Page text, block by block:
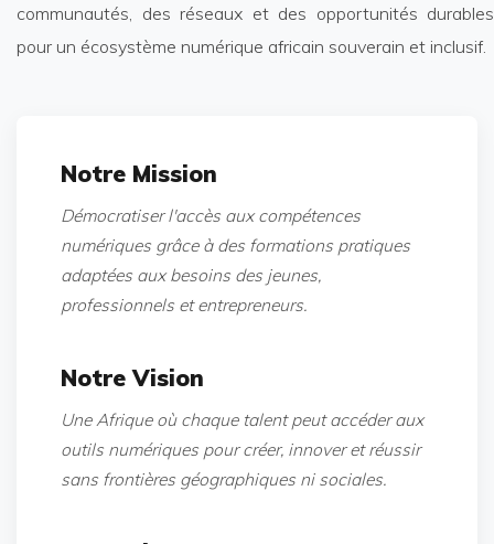
communautés, des réseaux et des opportunités durables
pour un écosystème numérique africain souverain et inclusif.
Notre Mission
Démocratiser l'accès aux compétences
numériques grâce à des formations pratiques
adaptées aux besoins des jeunes,
professionnels et entrepreneurs.
Notre Vision
Une Afrique où chaque talent peut accéder aux
outils numériques pour créer, innover et réussir
sans frontières géographiques ni sociales.